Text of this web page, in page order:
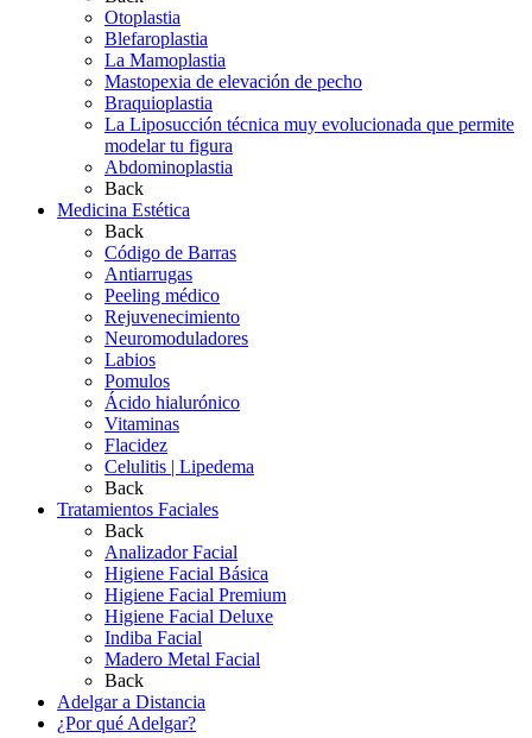
Otoplastia
Blefaroplastia
La Mamoplastia
Mastopexia de elevación de pecho
Braquioplastia
La Liposucción técnica muy evolucionada que permite
modelar tu figura
Abdominoplastia
Back
Medicina Estética
Back
Código de Barras
Antiarrugas
Peeling médico
Rejuvenecimiento
Neuromoduladores
Labios
Pomulos
Ácido hialurónico
Vitaminas
Flacidez
Celulitis | Lipedema
Back
Tratamientos Faciales
Back
Analizador Facial
Higiene Facial Básica
Higiene Facial Premium
Higiene Facial Deluxe
Indiba Facial
Madero Metal Facial
Back
Adelgar a Distancia
¿Por qué Adelgar?